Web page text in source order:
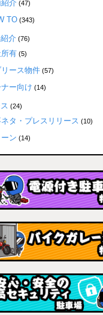
介 (47)
TO (343)
介 (76)
有 (5)
ース物件 (57)
ー向け (14)
(24)
ネタ・プレスリリース (10)
ン (14)